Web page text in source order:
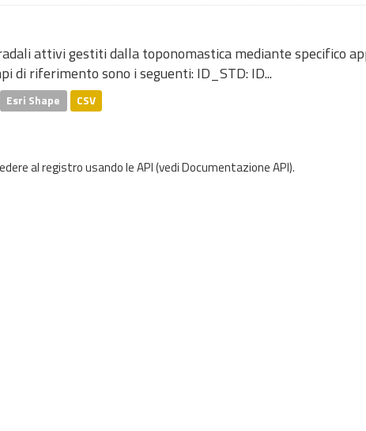
attivi gestiti dalla toponomastica mediante specifico
di riferimento sono i seguenti: ID_STD: ID...
Esri Shape CSV
al registro usando leAPI(vediDocumentazione API).